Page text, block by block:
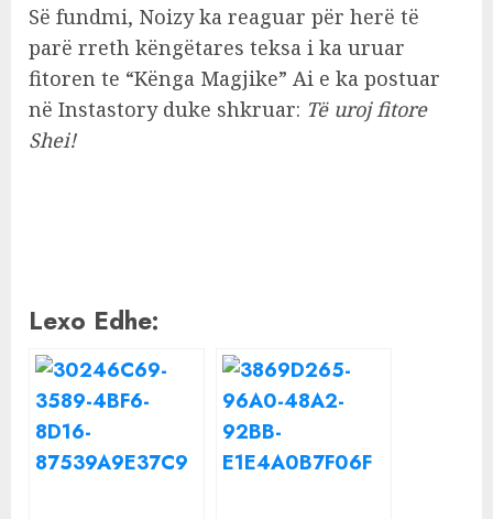
Së fundmi, Noizy ka reaguar për herë të
parë rreth këngëtares teksa i ka uruar
fitoren te “Kënga Magjike” Ai e ka postuar
në Instastory duke shkruar: Të uroj fitore
Shei!
Lexo Edhe: